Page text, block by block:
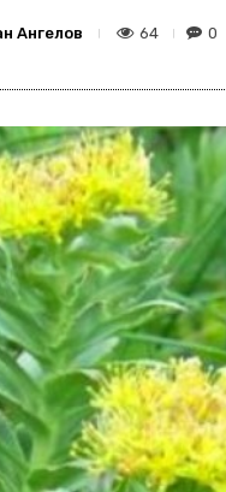
Ангелов 64 0